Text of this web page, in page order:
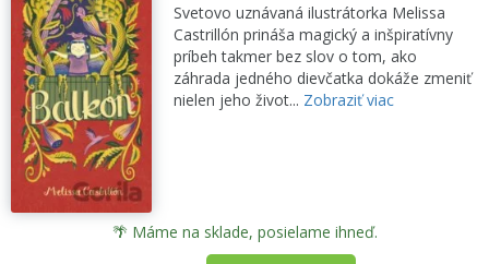
Svetovo uznávaná ilustrátorka Melissa
Castrillón prináša magický a inšpiratívny
príbeh takmer bez slov o tom, ako
záhrada jedného dievčatka dokáže zmeniť
nielen jeho život... Zobraziť viac
🌴 Máme na sklade, posielame ihneď.